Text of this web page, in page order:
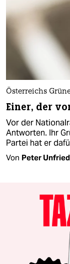
Österreichs
Einer, der
Vor der
Antworten. Ihr
Partei hat er
Von Peter Unfried